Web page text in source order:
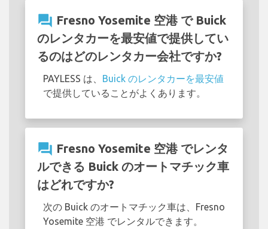
question_answer Fresno Yosemite 空港 で Buick
のレンタカーを最安値で提供してい
るのはどのレンタカー会社ですか?
PAYLESS は、 Buick のレンタカーを最安値
で提供していることがよくあります。
question_answer Fresno Yosemite 空港 でレンタ
ルできる Buick のオートマチック車
はどれですか?
次の Buick のオートマチック車は、Fresno
Yosemite 空港 でレンタルできます。